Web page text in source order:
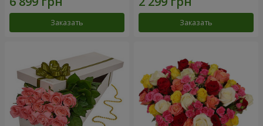
Заказать Заказать